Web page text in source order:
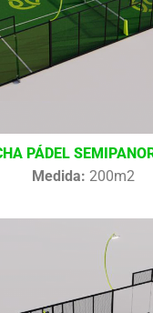
PÁDEL
Medida: 200m2